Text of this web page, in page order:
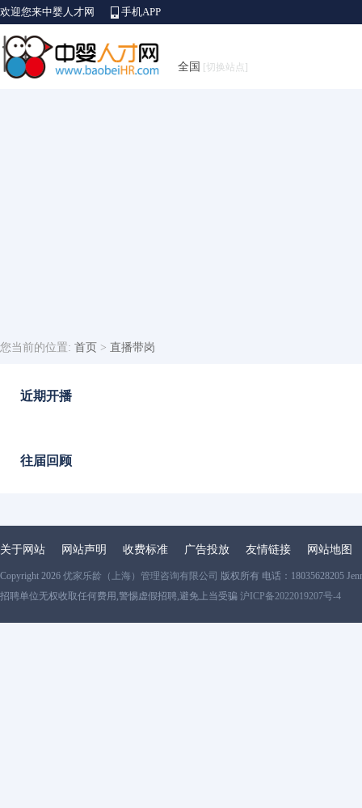
欢迎您来中婴人才网 手机APP
全国 [切换站点]
您当前的位置: 首页 > 直播带岗
近期开播
往届回顾
关于网站 网站声明 收费标准 广告投放 友情链接 网站地图
Copyright 2026 优家乐龄（上海）管理咨询有限公司 版权所有 电话：18035628205
招聘单位无权收取任何费用,警惕虚假招聘,避免上当受骗 沪ICP备2022019207号-4